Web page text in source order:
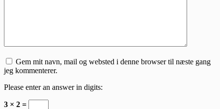
Gem mit navn, mail og websted i denne browser til næste gang
jeg kommenterer.
Please enter an answer in digits:
3 × 2 =